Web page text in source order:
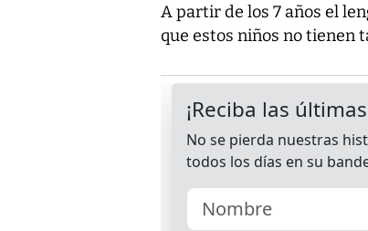
A partir de los 7 años el
que estos niños no tienen